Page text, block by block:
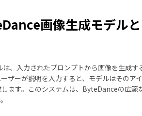
画像生成モデルと
、入力されたプロンプトから画像を生成す
ザーが説明を入力すると、モデルはそのアイ
ます。このシステムは、ByteDanceの広範